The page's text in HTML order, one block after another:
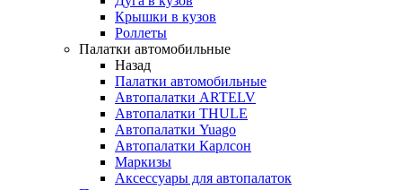
Крышки в кузов
Роллеты
Палатки автомобильные
Назад
Палатки автомобильные
Автопалатки ARTELV
Автопалатки THULE
Автопалатки Yuago
Автопалатки Карлсон
Маркизы
Аксессуары для автопалаток